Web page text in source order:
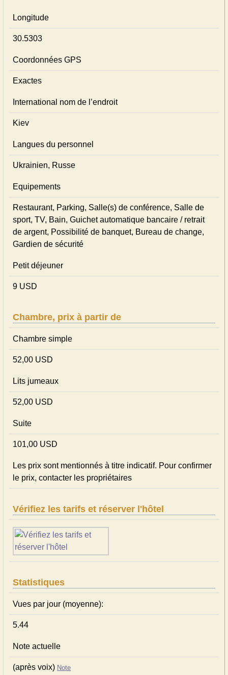
Longitude
30.5303
Coordonnées GPS
Exactes
International nom de l’endroit
Kiev
Langues du personnel
Ukrainien, Russe
Equipements
Restaurant, Parking, Salle(s) de conférence, Salle de
sport, TV, Bain, Guichet automatique bancaire / retrait
de argent, Possibilité de banquet, Bureau de change,
Gardien de sécurité
Petit déjeuner
9 USD
Chambre, prix à partir de
Chambre simple
52,00 USD
Lits jumeaux
52,00 USD
Suite
101,00 USD
Les prix sont mentionnés à titre indicatif. Pour confirmer
le prix, contacter les propriétaires
Vérifiez les tarifs et réserver l'hôtel
Statistiques
Vues par jour (moyenne):
5.44
Note actuelle
(après voix) Note